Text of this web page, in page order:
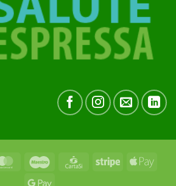
MasterCardMaestro CartaSi Stripe
Apple
Google